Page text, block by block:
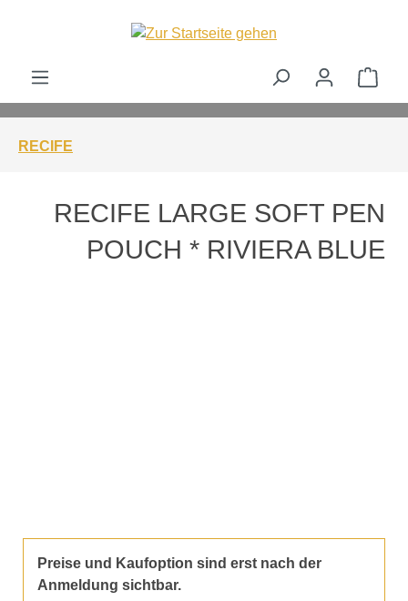
RECIFE
RECIFE LARGE SOFT PEN
POUCH * RIVIERA BLUE
Preise und Kaufoption sind erst nach der
Anmeldung sichtbar.